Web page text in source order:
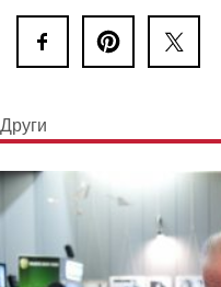
Други